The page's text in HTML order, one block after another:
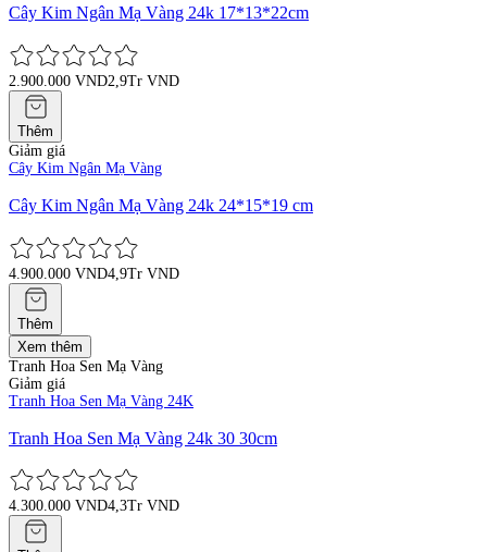
Cây Kim Ngân Mạ Vàng 24k 17*13*22cm
2.900.000 VND2,9Tr VND
Thêm
Giảm giá
Cây Kim Ngân Mạ Vàng
Cây Kim Ngân Mạ Vàng 24k 24*15*19 cm
4.900.000 VND4,9Tr VND
Thêm
Xem thêm
Tranh Hoa Sen Mạ Vàng
Giảm giá
Tranh Hoa Sen Mạ Vàng 24K
Tranh Hoa Sen Mạ Vàng 24k 30 30cm
4.300.000 VND4,3Tr VND